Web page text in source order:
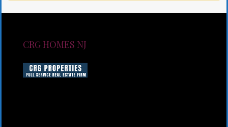
CRG HOMES NJ